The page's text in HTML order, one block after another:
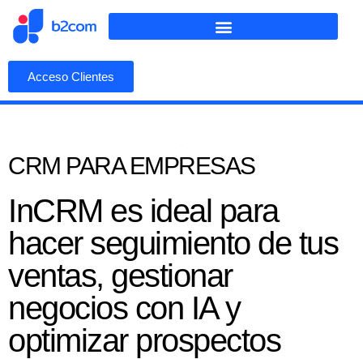
Acceso Clientes
CRM PARA EMPRESAS
InCRM es ideal para
hacer seguimiento de tus
ventas, gestionar
negocios con IA y
optimizar prospectos